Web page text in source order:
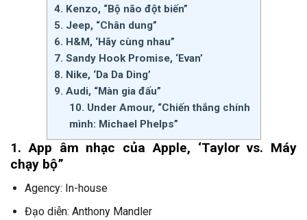
4. Kenzo, “Bộ não đột biến”
5. Jeep, “Chân dung”
6. H&M, ‘Hãy cùng nhau”
7. Sandy Hook Promise, ‘Evan’
8. Nike, ‘Da Da Ding’
9. Audi, “Màn gia đấu”
10. Under Amour, “Chiến thắng chính
mình: Michael Phelps”
1. App âm nhạc của Apple, ‘Taylor vs. Máy
chạy bộ”
Agency: In-house
Đạo diễn: Anthony Mandler